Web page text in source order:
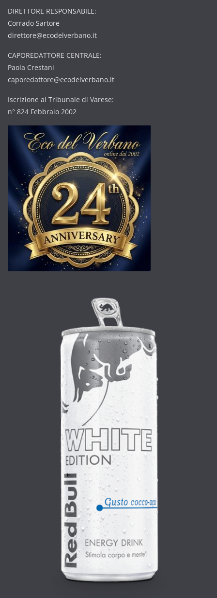
DIRETTORE RESPONSABILE:
Corrado Sartore
direttore@ecodelverbano.it
CAPOREDATTORE CENTRALE:
Paola Crestani
caporedattore@ecodelverbano.it
Iscrizione al Tribunale di Varese:
n° 824 Febbraio 2002